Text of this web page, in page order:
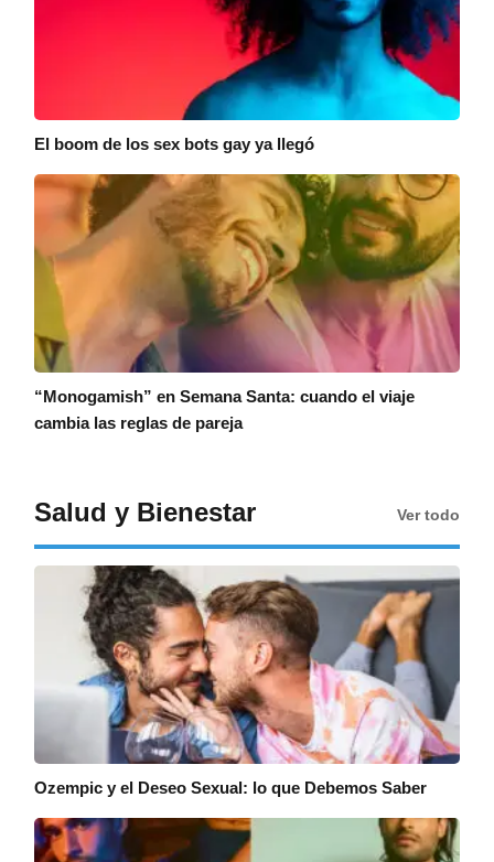
El boom de los sex bots gay ya llegó
“Monogamish” en Semana Santa: cuando el viaje
cambia las reglas de pareja
Salud y Bienestar Ver todo
Ozempic y el Deseo Sexual: lo que Debemos Saber